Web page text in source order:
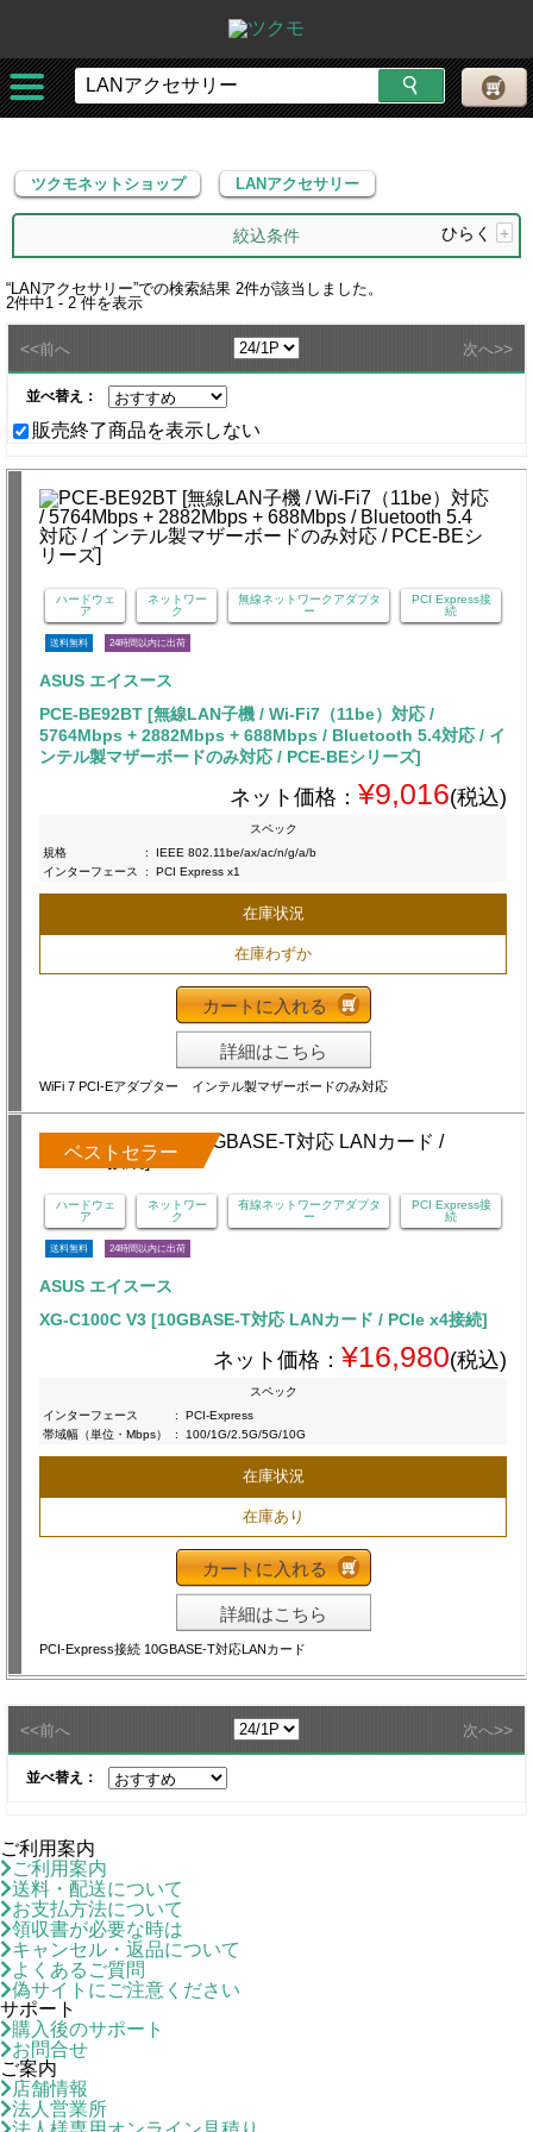
ツクモネットショップ LANアクセサリー
ツクモネットショップ LANアクセサリー
絞込条件 ひらく +
“LANアクセサリー”での検索結果 2件が該当しました。
2件中1 - 2 件を表示
<<前へ 次へ>>
並べ替え：
販売終了商品を表示しない
ハードウェ
ア
ネットワー
ク
無線ネットワークアダプタ
ー
PCI Express接
続
送料無料 24時間以内に出荷
ASUS エイスース
PCE-BE92BT [無線LAN子機 / Wi-Fi7（11be）対応 /
5764Mbps + 2882Mbps + 688Mbps / Bluetooth 5.4対応 / イ
ンテル製マザーボードのみ対応 / PCE-BEシリーズ]
ネット価格： ¥9,016(税込)
スペック
規格
:
IEEE 802.11be/ax/ac/n/g/a/b
インターフェース
: PCI Express x1
在庫状況
在庫わずか
カートに入れる
詳細はこちら
WiFi 7 PCI-Eアダプター インテル製マザーボードのみ対応
ベストセラー
ハードウェ
ア
ネットワー
ク
有線ネットワークアダプタ
ー
PCI Express接
続
送料無料 24時間以内に出荷
ASUS エイスース
XG-C100C V3 [10GBASE-T対応 LANカード / PCIe x4接続]
ネット価格： ¥16,980(税込)
スペック
インターフェース
:
PCI-Express
帯域幅（単位・Mbps）
: 100/1G/2.5G/5G/10G
在庫状況
在庫あり
カートに入れる
詳細はこちら
PCI-Express接続 10GBASE-T対応LANカード
<<前へ 次へ>>
並べ替え：
ご利用案内
ご利用案内
送料・配送について
お支払方法について
領収書が必要な時は
キャンセル・返品について
よくあるご質問
偽サイトにご注意ください
サポート
購入後のサポート
お問合せ
ご案内
店舗情報
法人営業所